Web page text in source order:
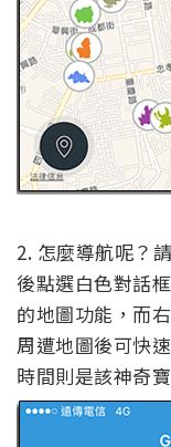
2. 怎麼導航呢？
後點選白色對話
的地圖功能，而
周遭地圖後可快
時間則是該神奇